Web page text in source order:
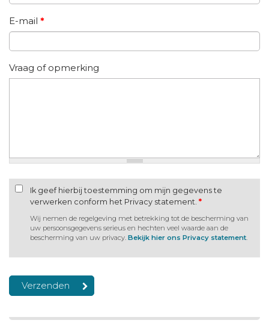
E-mail *
Vraag of opmerking
Ik geef hierbij toestemming om mijn gegevens te
verwerken conform het Privacy statement. *
Wij nemen de regelgeving met betrekking tot de bescherming van
uw persoonsgegevens serieus en hechten veel waarde aan de
bescherming van uw privacy. Bekijk hier ons Privacy statement